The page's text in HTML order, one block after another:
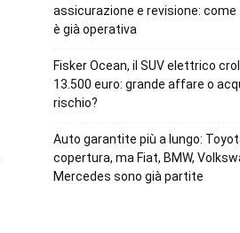
assicurazione e revisione: come
è già operativa
Fisker Ocean, il SUV elettrico
13.500 euro: grande affare o
rischio?
Auto garantite più a lungo:
copertura, ma Fiat, BMW,
Mercedes sono già partite